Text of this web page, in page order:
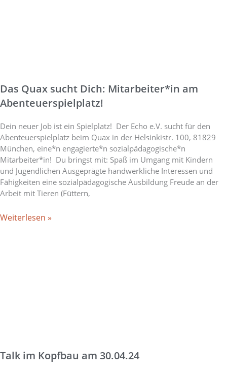
Das Quax sucht Dich: Mitarbeiter*in am
Abenteuerspielplatz!
Dein neuer Job ist ein Spielplatz! Der Echo e.V. sucht für den
Abenteuerspielplatz beim Quax in der Helsinkistr. 100, 81829
München, eine*n engagierte*n sozialpädagogische*n
Mitarbeiter*in! Du bringst mit: Spaß im Umgang mit Kindern
und Jugendlichen Ausgeprägte handwerkliche Interessen und
Fähigkeiten eine sozialpädagogische Ausbildung Freude an der
Arbeit mit Tieren (Füttern,
Weiterlesen »
Talk im Kopfbau am 30.04.24